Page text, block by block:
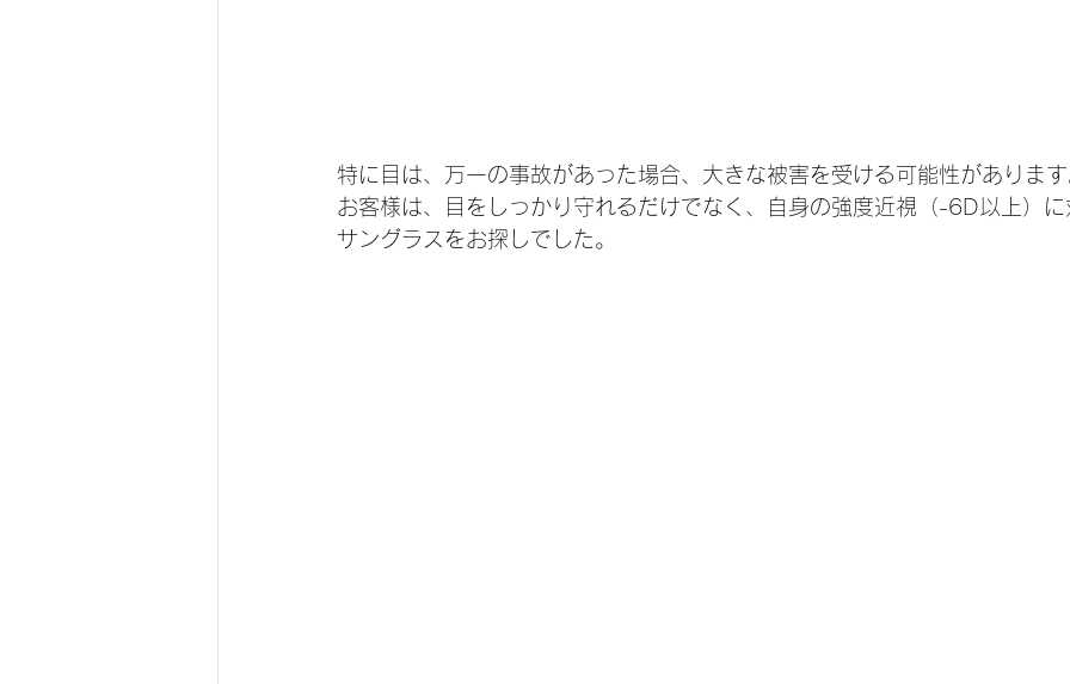
特に目は、万一の事故があった場合、大きな被害を受ける可能性がありま
お客様は、目をしっかり守れるだけでなく、自身の強度近視（-6D以上）
サングラスをお探しでした。